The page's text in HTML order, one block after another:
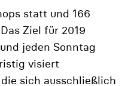
statt und 166
Ziel für 2019
jeden Sonntag
visiert
sich ausschließlich